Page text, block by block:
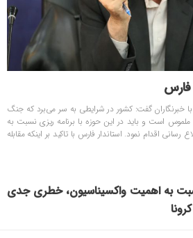
فارس
خبرنگاران گفت: کشور در شرایطی به سر می‌برد که جنگ
است و باید در این حوزه با برنامه ریزی نسبت به
اقدام نمود. استاندار فارس با تاکید بر اینکه مقابله
به اهمیت واکسیناسیون، خطری جدی